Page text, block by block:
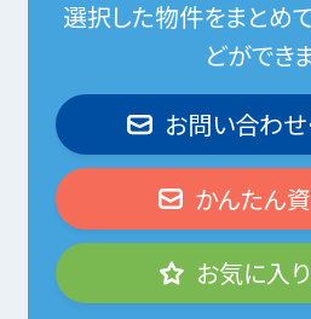
選択した物件をまとめ
どができ
お問い合わせ
かんたん
お気に入